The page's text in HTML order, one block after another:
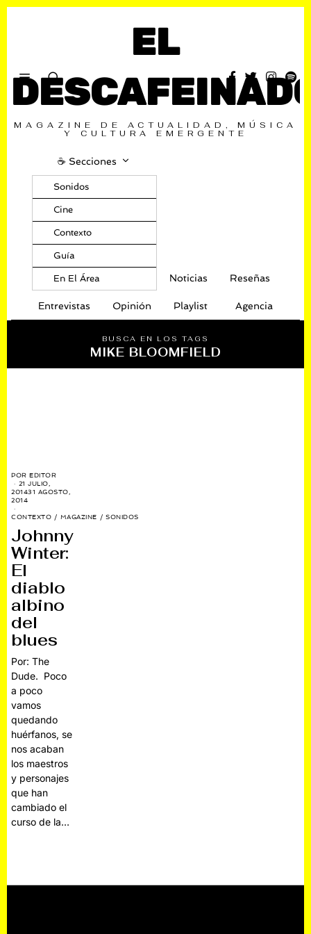
EL
MAGAZINE DE ACTUALIDAD, MÚSICA
Y CULTURA EMERGENTE
☕️ Secciones
Sonidos
Cine
Contexto
Guía
En El Área Noticias Reseñas
Entrevistas Opinión Playlist Agencia
BUSCA EN LOS TAGS
MIKE BLOOMFIELD
POREDITOR
21 JULIO,
201431 AGOSTO,
2014
CONTEXTO / MAGAZINE / SONIDOS
Johnny
Winter:
El
diablo
albino
del
blues
Por: The
Dude. Poco
a poco
vamos
quedando
huérfanos, se
nos acaban
los maestros
y personajes
que han
cambiado el
curso de la…